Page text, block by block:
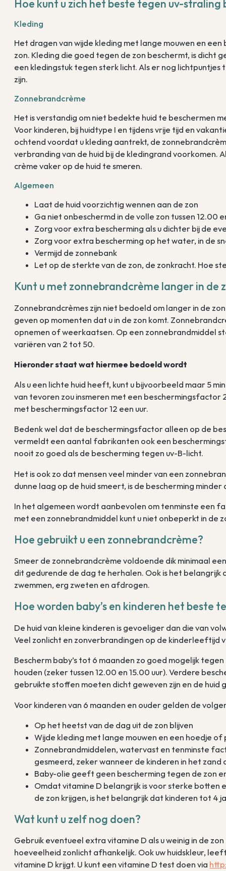
Hoe kunt u zich het beste tegen uv-straling
Kleding
Het dragen van wijde kleding met lange mouwen en
zon. Kleding die goed tegen de zon beschermt, is dicht
een kledingstuk tegen sterk licht. Als er nog
zijn.
Zonnebrandcrème
Het is verstandig om niet bedekte huid te beschermen
Voor kinderen, bij huidtype I en tijdens vrije tijd en
ochtend voordat u kleding aantrekt, de
verbranding van de huid bij de kledingrand voorkomen.
crème vaker op de huid te smeren.
Algemeen
Laat de huid voorzichtig wennen aan de zon
Ga niet onbeschermd in de volle zon tussen 12.00
Zorg voor extra bescherming als u dichter bij de
Zorg voor extra bescherming op het water, in de
Vermijd de zonnebank
Let op de sterkte van de zon, de zonkracht. Hoe
Kunt u met zonnebrandcrème langer in de
Zonnebrandcrèmes zijn niet bedoeld om langer in de
geven op momenten dat u in de zon komt.
opnemen of weerkaatsen. Op een zonnebrandmiddel
variëren van 2 tot 50.
Hieronder staat wat hiermee bedoeld wordt
Als u een lichte huid heeft, kunt u bijvoorbeeld maar 5
van tevoren zou insmeren met een beschermingsfactor
met beschermingsfactor 12 een uur.
Bedenk wel dat de beschermingsfactor alleen op de
vermeldt een aantal fabrikanten ook een
nooit zo goed als de bescherming tegen uv-B-licht.
Het is ook zo dat mensen veel minder van een
dunne laag op de huid smeert, is de bescherming
In het algemeen wordt aanbevolen om tenminste een
met een zonnebrandmiddel kunt u niet onbeperkt in de
Hoe gebruikt u een zonnebrandcrème?
Smeer de zonnebrandcrème voldoende dik minimaal
dit gedurende de dag te herhalen. Ook is het
zwemmen, erg zweten en afdrogen.
Hoe worden baby’s en kinderen het beste
De huid van kleine kinderen is gevoeliger dan die van
Veel zonlicht en zonverbrandingen op de
Bescherm baby’s tot 6 maanden zo goed mogelijk
houden (zeker tussen 12.00 en 15.00 uur). Verdere
gebruikte stoffen moeten dicht geweven zijn en de huid
Voor kinderen van 6 maanden en ouder gelden de
Op het heetst van de dag uit de zon blijven
Wijde kleding met lange mouwen en een hoedje of
Zonnebrandmiddelen, watervast en tenminste
gesmeerd, zeker wanneer de kinderen in het
Baby-olie geeft geen bescherming tegen de zon
Omdat vitamine D belangrijk is voor sterke botten
de zon krijgen, is het belangrijk dat kinderen tot 4
Wat kunt u zelf nog doen?
Gebruik eventueel extra vitamine D als u weinig in de
hoeveelheid zonlicht afhankelijk. Ook uw huidskleur,
vitamine D krijgt. U kunt een vitamine D test doen via